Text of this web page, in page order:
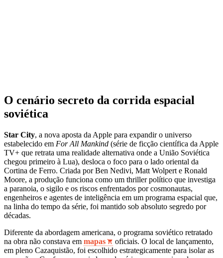
O cenário secreto da corrida espacial
soviética
Star City, a nova aposta da Apple para expandir o universo
estabelecido em For All Mankind (série de ficção científica da Apple
TV+ que retrata uma realidade alternativa onde a União Soviética
chegou primeiro à Lua), desloca o foco para o lado oriental da
Cortina de Ferro. Criada por Ben Nedivi, Matt Wolpert e Ronald
Moore, a produção funciona como um thriller político que investiga
a paranoia, o sigilo e os riscos enfrentados por cosmonautas,
engenheiros e agentes de inteligência em um programa espacial que,
na linha do tempo da série, foi mantido sob absoluto segredo por
décadas.
Diferente da abordagem americana, o programa soviético retratado
na obra não constava em mapas
oficiais. O local de lançamento,
em pleno Cazaquistão, foi escolhido estrategicamente para isolar as